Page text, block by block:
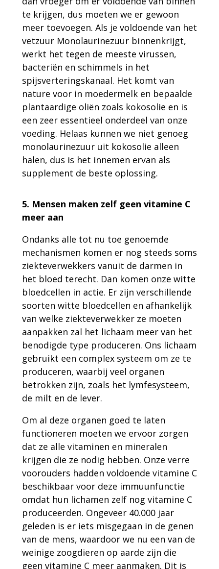
te krijgen, dus moeten we er gewoon
meer toevoegen. Als je voldoende van het
vetzuur Monolaurinezuur binnenkrijgt,
werkt het tegen de meeste virussen,
bacteriën en schimmels in het
spijsverteringskanaal. Het komt van
nature voor in moedermelk en bepaalde
plantaardige oliën zoals kokosolie en is
een zeer essentieel onderdeel van onze
voeding. Helaas kunnen we niet genoeg
monolaurinezuur uit kokosolie alleen
halen, dus is het innemen ervan als
supplement de beste oplossing.
5. Mensen maken zelf geen vitamine C
meer aan
Ondanks alle tot nu toe genoemde
mechanismen komen er nog steeds soms
ziekteverwekkers vanuit de darmen in
het bloed terecht. Dan komen onze witte
bloedcellen in actie. Er zijn verschillende
soorten witte bloedcellen en afhankelijk
van welke ziekteverwekker ze moeten
aanpakken zal het lichaam meer van het
benodigde type produceren. Ons lichaam
gebruikt een complex systeem om ze te
produceren, waarbij veel organen
betrokken zijn, zoals het lymfesysteem,
de milt en de lever.
Om al deze organen goed te laten
functioneren moeten we ervoor zorgen
dat ze alle vitaminen en mineralen
krijgen die ze nodig hebben. Onze verre
voorouders hadden voldoende vitamine C
beschikbaar voor deze immuunfunctie
omdat hun lichamen zelf nog vitamine C
produceerden. Ongeveer 40.000 jaar
geleden is er iets misgegaan in de genen
van de mens, waardoor we nu een van de
weinige zoogdieren op aarde zijn die
geen vitamine C meer aanmaken. Dit is